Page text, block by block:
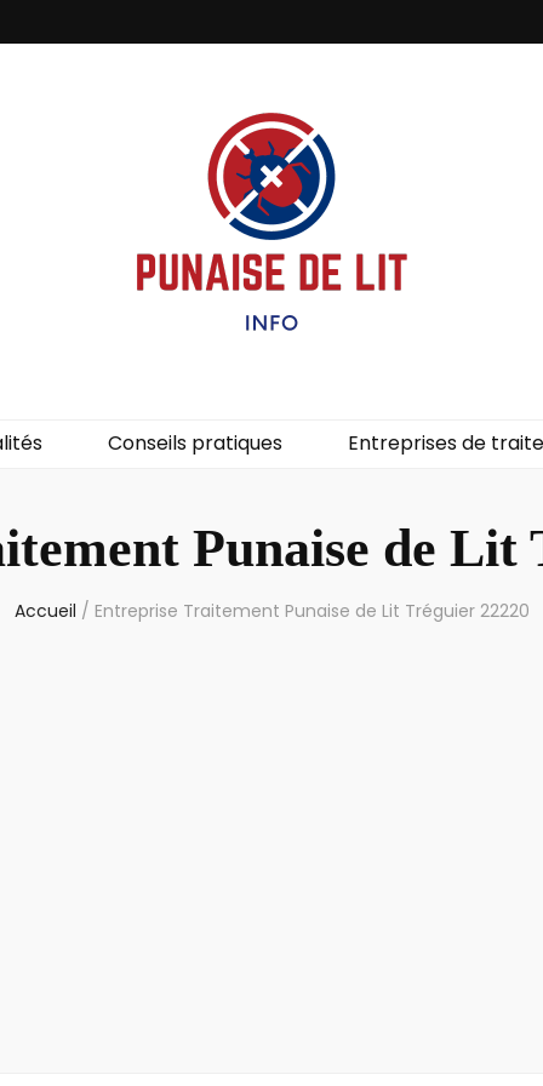
Conseils pratiques Entreprises de
Punaise de Lit
Accueil / Entreprise Traitement Punaise de Lit Tréguier 22220